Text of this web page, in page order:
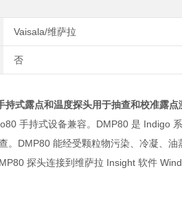
Vaisala/维萨拉
否
持式露点和温度探头用于抽查和校准露点
手持式设备兼容。DMP80 是 Indigo
。DMP80 能经受颗粒物污染、冷凝、
探头连接到维萨拉 Insight 软件